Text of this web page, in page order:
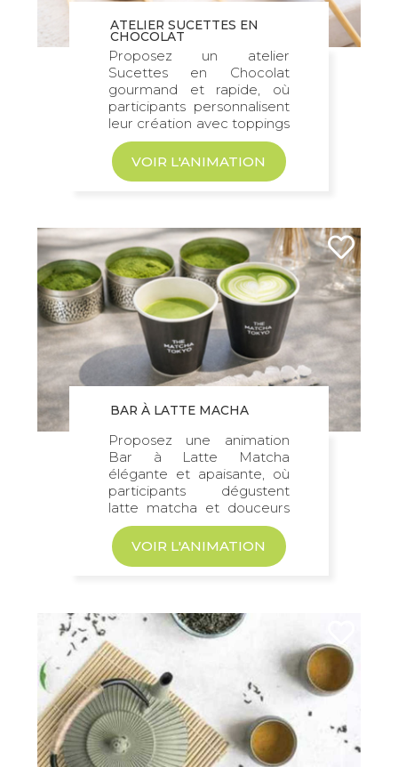
ATELIER SUCETTES EN
CHOCOLAT
Proposez un atelier
Sucettes en Chocolat
gourmand et rapide, où
participants personnalisent
leur création avec toppings
au choix...
VOIR L'ANIMATION
BAR À LATTE MACHA
Proposez une animation
Bar à Latte Matcha
élégante et apaisante, où
participants dégustent
latte matcha et douceurs
gourmandes...
VOIR L'ANIMATION